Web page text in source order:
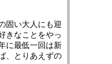
固い大人にも迎
きなことをやっ
に最低一回は新
、とりあえずの